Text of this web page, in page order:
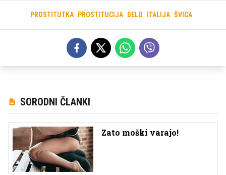
PROSTITUTKA PROSTITUCIJA DELO ITALIJA ŠVICA
SORODNI ČLANKI
Zato moški varajo!